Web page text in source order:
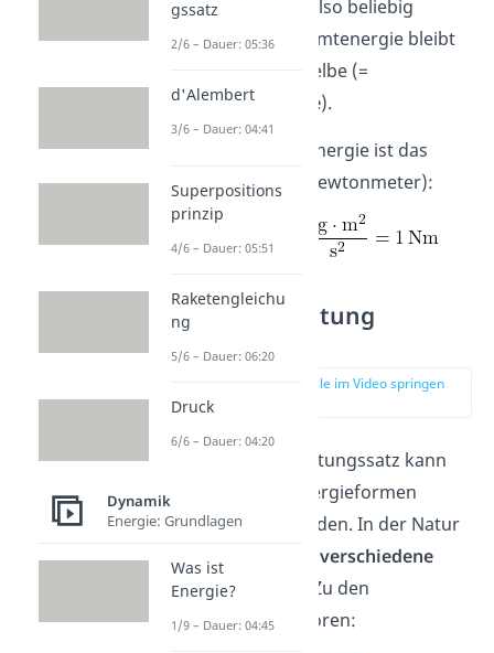
(Eges) kann sich also beliebig
ändern, die Gesamtenergie bleibt
aber immer dieselbe (=
Erhaltungsgröße).
der Energie ist das
Joule (bzw. das Newtonmeter):
Energieerhaltung
Beispiele
zur Stelle im Video springen
Der Energieerhaltungssatz kann
für sämtliche Energieformen
angewendet werden. In der Natur
gibt es sehr viele verschiedene
Energieformen
. Zu den
Wichtigsten gehören:
gssatz
2/6 – Dauer: 05:36
d'Alembert
3/6 – Dauer: 04:41
Superpositions
prinzip
4/6 – Dauer: 05:51
Raketengleichu
ng
5/6 – Dauer: 06:20
Druck
6/6 – Dauer: 04:20
Dynamik
Energie: Grundlagen
Was ist
Energie?
1/9 – Dauer: 04:45